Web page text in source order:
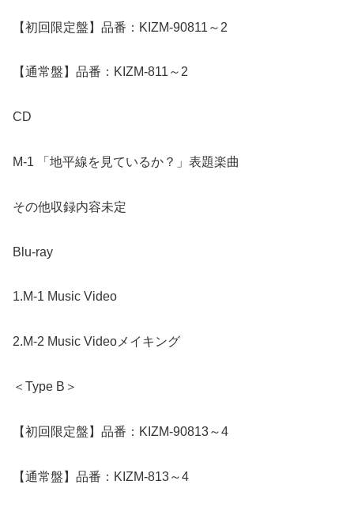
【初回限定盤】品番：KIZM-90811～2
【通常盤】品番：KIZM-811～2
CD
M-1 「地平線を見ているか？」表題楽曲
その他収録内容未定
Blu-ray
1.M-1 Music Video
2.M-2 Music Videoメイキング
＜Type B＞
【初回限定盤】品番：KIZM-90813～4
【通常盤】品番：KIZM-813～4